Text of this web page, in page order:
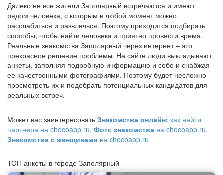
Далеко не все жители Заполярный встречаются и имеют
рядом человека, с которым в любой момент можно
расслабиться и развлечься. Поэтому приходится подбирать
способы, чтобы найти человека и приятно провести время.
Реальные знакомства Заполярный через интернет – это
прекрасное решение проблемы. На сайте люди выкладывают
анкеты, заполняя подробную информацию и себе и снабжая
ее качественными фотографиями. Поэтому будет несложно
просмотреть их и подобрать потенциальных кандидатов для
реальных встреч.
Может вас заинтересовать Знакомства онлайн: как найти
партнера на chocoapp.ru, Фото знакомства на chocoapp.ru,
Знакомства с женщинами на chocoapp.ru
ТОП анкеты в городе Заполярный